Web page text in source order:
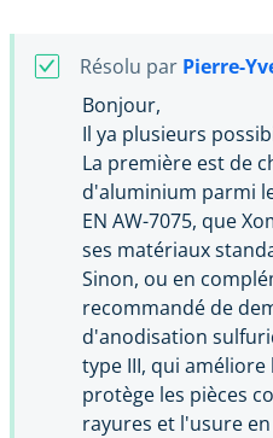
Résolu par Pierre-
Bonjour,
Il ya plusieurs
La première est de
d'aluminium parmi
EN AW-7075, que
ses matériaux
Sinon, ou en
recommandé de
d'anodisation
type III, qui
protège les pièces
rayures et l'usure